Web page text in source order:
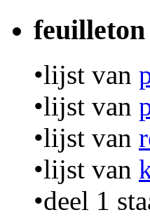
feuilleton
•lijst van
•lijst van
•lijst van
•lijst van
•deel 1